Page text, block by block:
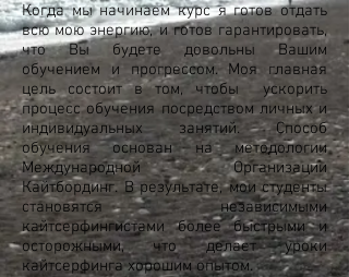
Когда мы начинаем курс я готов отдать
всю мою энергию, и готов гарантировать,
что Вы будете довольны Вашим
обучением и прогрессом. Моя главная
цель состоит в том, чтобы ускорить
процесс обучения посредством личных и
индивидуальных занятий. Способ
обучения основан на методологии
Международной Организации
Кайтбординг. В результате, мои студенты
становятся независимыми
кайтсерфингистами более быстрыми и
осторожными, что делает уроки
кайтсерфинга хорошим опытом.